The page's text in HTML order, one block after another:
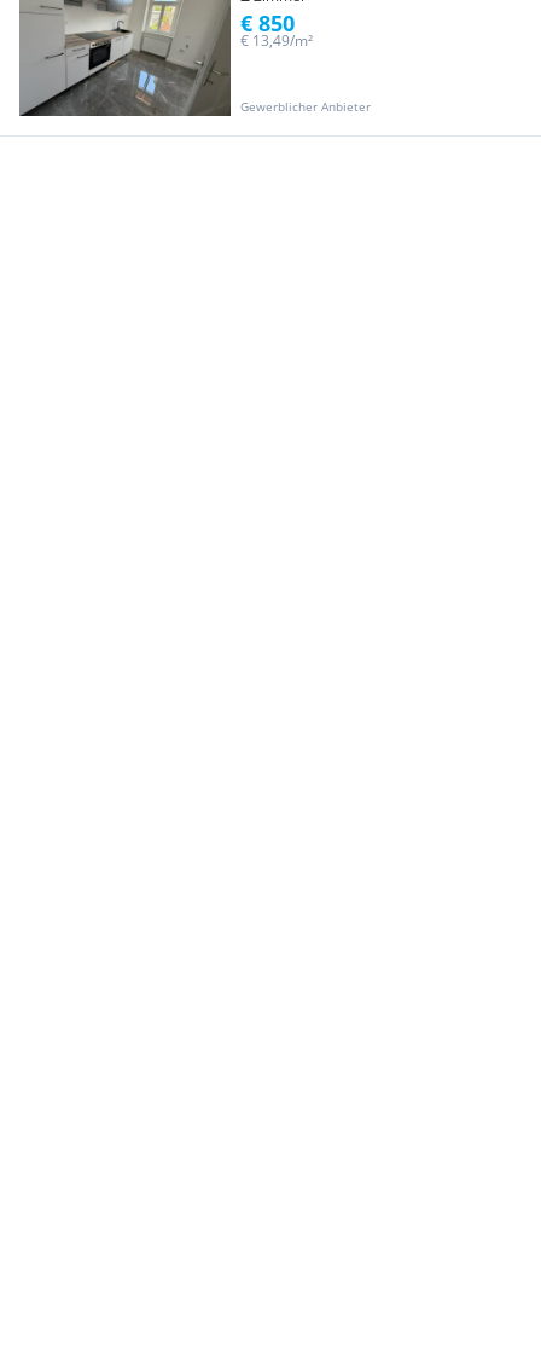
Gewerblicher Anbieter
€ 13,49/m²
€ 850